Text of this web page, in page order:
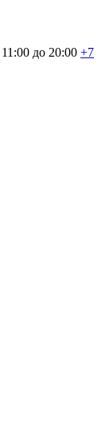
до 20:00 +7